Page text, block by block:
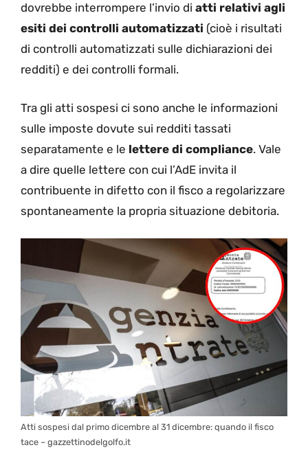
dovrebbe interrompere l’invio di atti relativi agli
esiti dei controlli automatizzati (cioè i risultati
di controlli automatizzati sulle dichiarazioni dei
redditi) e dei controlli formali.
Tra gli atti sospesi ci sono anche le informazioni
sulle imposte dovute sui redditi tassati
separatamente e le lettere di compliance. Vale
a dire quelle lettere con cui l’AdE invita il
contribuente in difetto con il fisco a regolarizzare
spontaneamente la propria situazione debitoria.
Atti sospesi dal primo dicembre al 31 dicembre: quando il fisco
tace – gazzettinodelgolfo.it